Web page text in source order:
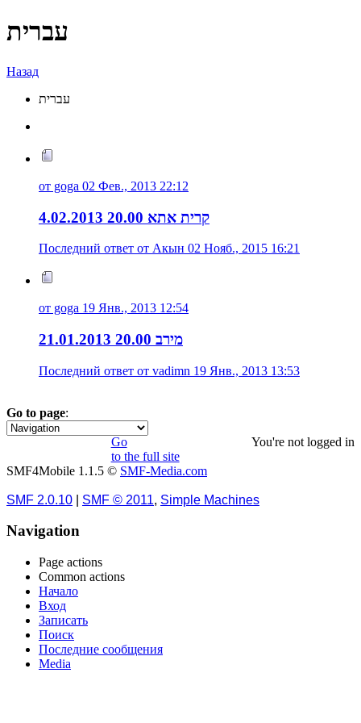
עברית
Назад
עברית
от goga 02 Фев., 2013 22:12
4.02.2013 20.00 קרית אתא
Последний ответ от Акын 02 Нояб., 2015 16:21
от goga 19 Янв., 2013 12:54
21.01.2013 20.00 מירב
Последний ответ от vadimn 19 Янв., 2013 13:53
Go to page:
1
You're not logged in
Go
to the full site
SMF4Mobile 1.1.5 © SMF-Media.com
SMF 2.0.10 SMF © 2011, Simple Machines
Navigation
Page actions
Common actions
Начало
Вход
Записать
Поиск
Последние сообщения
Media